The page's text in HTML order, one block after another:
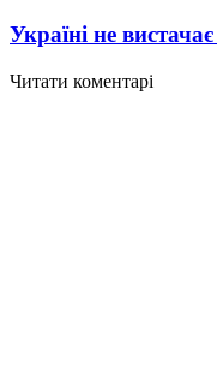
Україні не
Читати коментарі